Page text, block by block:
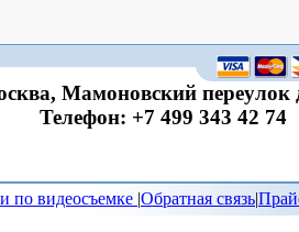
Мамоновский переулок
Телефон: +7 499 343 42 74
по видеосъемке |Обратная связь|